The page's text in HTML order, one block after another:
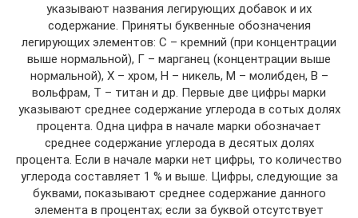
указывают названия легирующих добавок и их
содержание. Приняты буквенные обозначения
легирующих элементов: С – кремний (при концентрации
выше нормальной), Г – марганец (концентрации выше
нормальной), Х – хром, Н – никель, М – молибден, В –
вольфрам, Т – титан и др. Первые две цифры марки
указывают среднее содержание углерода в сотых долях
процента. Одна цифра в начале марки обозначает
среднее содержание углерода в десятых долях
процента. Если в начале марки нет цифры, то количество
углерода составляет 1 % и выше. Цифры, следующие за
буквами, показывают среднее содержание данного
элемента в процентах; если за буквой отсутствует